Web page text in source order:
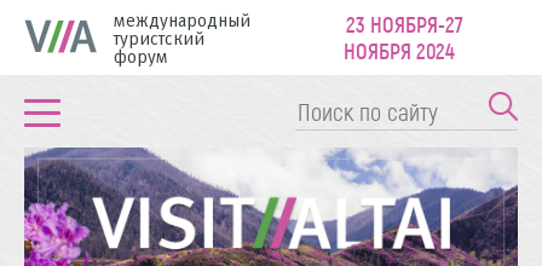
международный
туристский
форум
23 НОЯБРЯ-27
НОЯБРЯ 2024